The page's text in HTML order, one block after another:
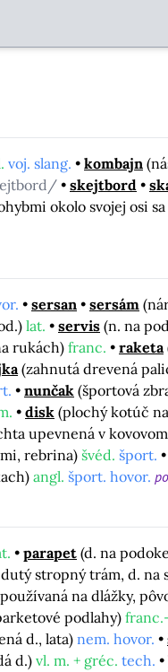
voj. slang. kombajn
skejtbord
okolo svojej osi
sersan sersám
lat. servis (n. na
rukách) franc. raketa
(zahnutá drevená
nunčak (športová
disk (plochý kotúč
upevnená v
rebrina) švéd. šport.
angl. šport. hovor.
parapet (d. na
stropný trám, d. na
na dlážky,
podlahy)
d., lata)nem. hovor.
d.) vl. m. + gréc. tech.